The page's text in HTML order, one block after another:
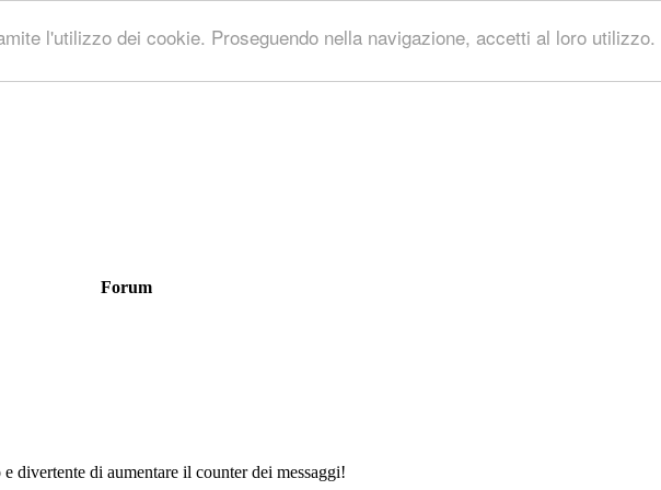
l'utilizzo dei cookie. Proseguendo nella navigazione, accetti al loro utilizzo.
Forum
divertente di aumentare il counter dei messaggi!